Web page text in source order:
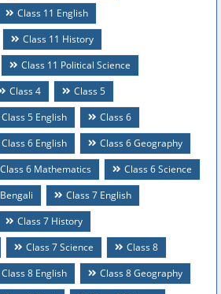
Class 11 English
Class 11 History
Class 11 Political Science
Class 4
Class 5
Class 5 English
Class 6
Class 6 English
Class 6 Geography
Class 6 Mathematics
Class 6 Science
Class 7 English
Class 7 History
Class 7 Science
Class 8
Class 8 English
Class 8 Geography